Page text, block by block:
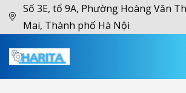
Số 3E, tổ 9A, Phường Hoàng Văn
Mai, Thành phố Hà Nội